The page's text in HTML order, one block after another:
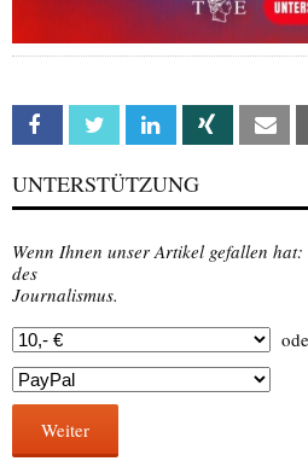
Facebook Twitter Linkedin Xing
UNTERSTÜTZUNG
Wenn Ihnen unser Artikel gefallen
des
Journalismus.
Weiter